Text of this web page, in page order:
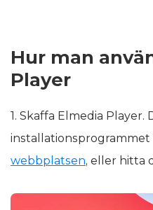
Hur man
Player
1. Skaffa Elmedia
installationsprogrammet
webbplatsen, eller hitta